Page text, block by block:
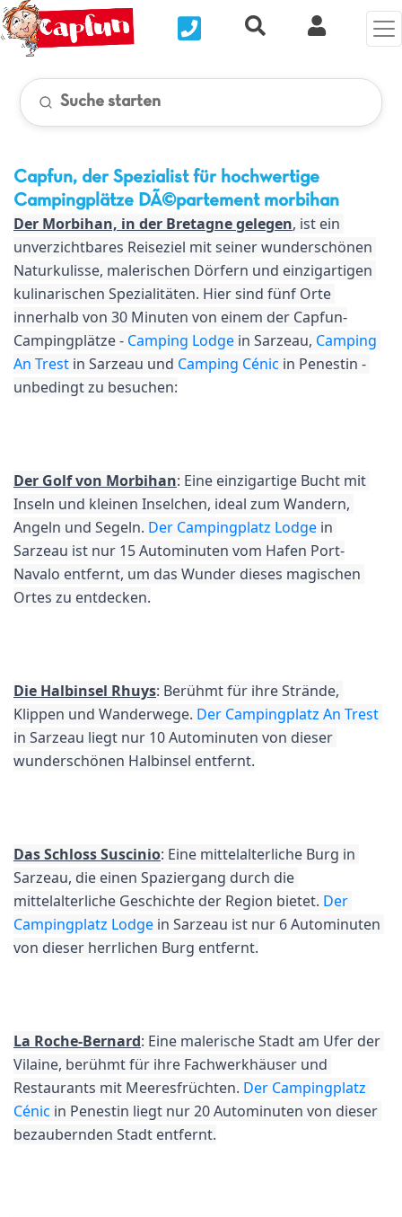
Nous contacterRecherche rapide
Clix
Suche starten
Capfun, der Spezialist für hochwertige
Campingplätze DÃ©partement morbihan
Der Morbihan, in der Bretagne gelegen, ist ein
unverzichtbares Reiseziel mit seiner wunderschönen
Naturkulisse, malerischen Dörfern und einzigartigen
kulinarischen Spezialitäten. Hier sind fünf Orte
innerhalb von 30 Minuten von einem der Capfun-
Campingplätze - Camping Lodge in Sarzeau, Camping
An Trest in Sarzeau und Camping Cénic in Penestin -
unbedingt zu besuchen:
Der Golf von Morbihan: Eine einzigartige Bucht mit
Inseln und kleinen Inselchen, ideal zum Wandern,
Angeln und Segeln. Der Campingplatz Lodge in
Sarzeau ist nur 15 Autominuten vom Hafen Port-
Navalo entfernt, um das Wunder dieses magischen
Ortes zu entdecken.
Die Halbinsel Rhuys: Berühmt für ihre Strände,
Klippen und Wanderwege. Der Campingplatz An Trest
in Sarzeau liegt nur 10 Autominuten von dieser
wunderschönen Halbinsel entfernt.
Das Schloss Suscinio: Eine mittelalterliche Burg in
Sarzeau, die einen Spaziergang durch die
mittelalterliche Geschichte der Region bietet. Der
Campingplatz Lodge in Sarzeau ist nur 6 Autominuten
von dieser herrlichen Burg entfernt.
La Roche-Bernard: Eine malerische Stadt am Ufer der
Vilaine, berühmt für ihre Fachwerkhäuser und
Restaurants mit Meeresfrüchten. Der Campingplatz
Cénic in Penestin liegt nur 20 Autominuten von dieser
bezaubernden Stadt entfernt.